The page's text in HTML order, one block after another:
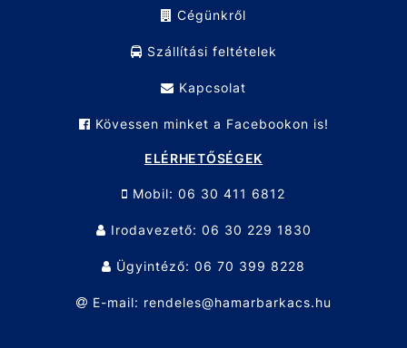
Cégünkről
Szállítási feltételek
Kapcsolat
Kövessen minket a Facebookon is!
ELÉRHETŐSÉGEK
Mobil: 06 30 411 6812
Irodavezető: 06 30 229 1830
Ügyintéző: 06 70 399 8228
E-mail: rendeles@hamarbarkacs.hu